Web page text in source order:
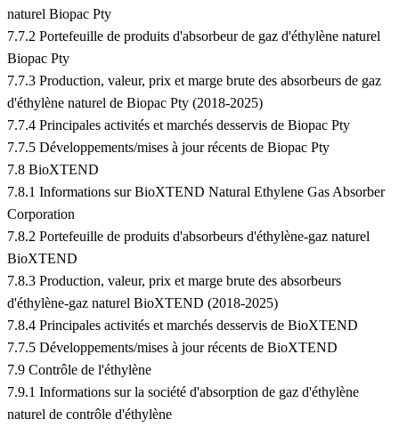
naturel Biopac Pty
7.7.2 Portefeuille de produits d'absorbeur de gaz d'éthylène naturel
Biopac Pty
7.7.3 Production, valeur, prix et marge brute des absorbeurs de gaz
d'éthylène naturel de Biopac Pty (2018-2025)
7.7.4 Principales activités et marchés desservis de Biopac Pty
7.7.5 Développements/mises à jour récents de Biopac Pty
7.8 BioXTEND
7.8.1 Informations sur BioXTEND Natural Ethylene Gas Absorber
Corporation
7.8.2 Portefeuille de produits d'absorbeurs d'éthylène-gaz naturel
BioXTEND
7.8.3 Production, valeur, prix et marge brute des absorbeurs
d'éthylène-gaz naturel BioXTEND (2018-2025)
7.8.4 Principales activités et marchés desservis de BioXTEND
7.7.5 Développements/mises à jour récents de BioXTEND
7.9 Contrôle de l'éthylène
7.9.1 Informations sur la société d'absorption de gaz d'éthylène
naturel de contrôle d'éthylène